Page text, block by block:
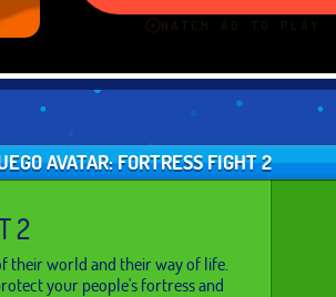
AVATAR: FORTRESS FIGHT 2
2
their world and their way of life.
your people's fortress and